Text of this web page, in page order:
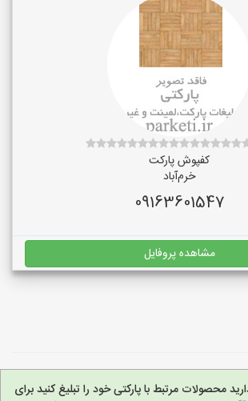
کفپوش پارکت
خرم‌آباد
09163601547
مشاهده پروفایل
محصولات مرتبط با پارکتی خود را تبلیغ کنید برای